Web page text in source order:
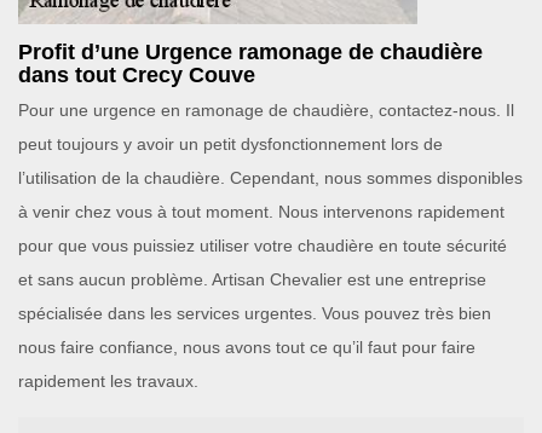
Profit d’une Urgence ramonage de chaudière
dans tout Crecy Couve
Pour une urgence en ramonage de chaudière, contactez-nous. Il
peut toujours y avoir un petit dysfonctionnement lors de
l’utilisation de la chaudière. Cependant, nous sommes disponibles
à venir chez vous à tout moment. Nous intervenons rapidement
pour que vous puissiez utiliser votre chaudière en toute sécurité
et sans aucun problème. Artisan Chevalier est une entreprise
spécialisée dans les services urgentes. Vous pouvez très bien
nous faire confiance, nous avons tout ce qu’il faut pour faire
rapidement les travaux.